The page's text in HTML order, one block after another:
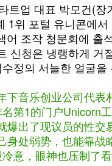
트업 대표 박모건(장
1위 포털 유니콘에서
조작 청문회에 출
신청은 냉랭하게 거
정의 서늘한 얼굴을
下音乐创业公司代表
第1的门户Unicorn
爆出了现议员的性交
处弱势，也能靠战
意，眼神也压制了看